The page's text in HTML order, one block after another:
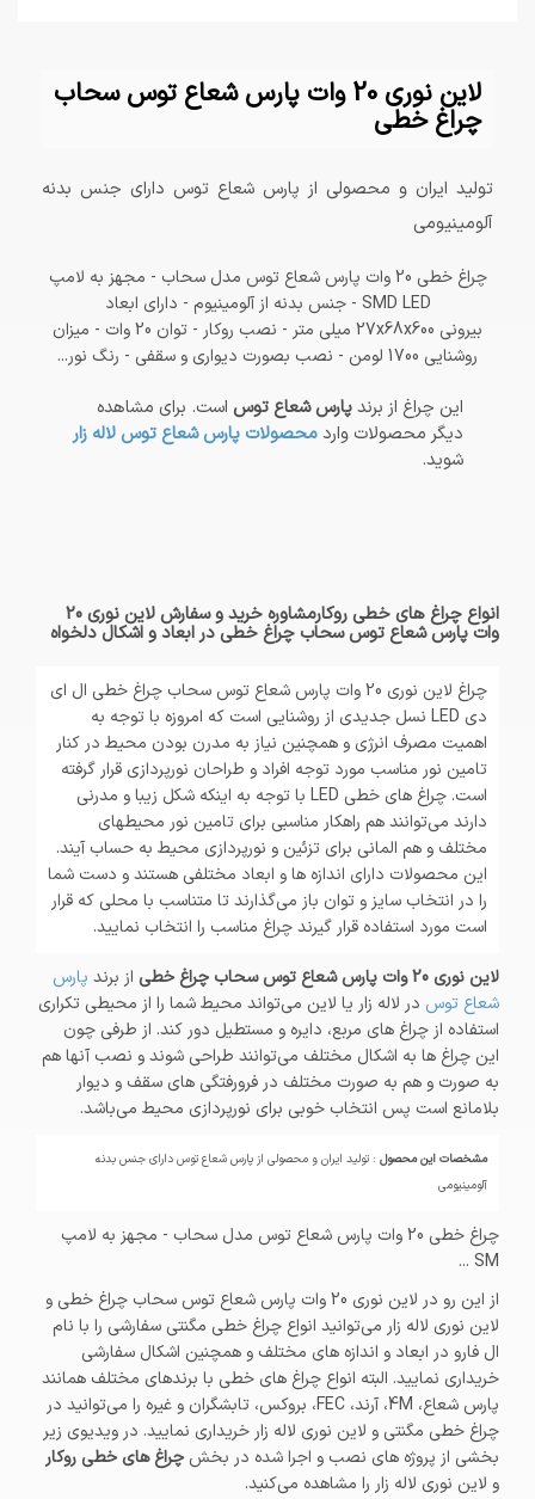
لاین نوری 20 وات پارس شعاع توس سحاب
چراغ خطی
تولید ایران و محصولی از پارس شعاع توس دارای جنس بدنه
آلومینیومی
چراغ خطی 20 وات پارس شعاع توس مدل سحاب - مجهز به لامپ
SMD LED - جنس بدنه از آلومینیوم - دارای ابعاد
بیرونی 27x68x600 میلی متر - نصب روکار - توان 20 وات - میزان
روشنایی 1700 لومن - نصب بصورت دیواری و سقفی - رنگ نور...
این چراغ از برندپارس شعاع توس است. برای مشاهده
دیگر محصولات واردمحصولات پارس شعاع توس لاله زار
شوید.
انواع چراغ های خطی روکارمشاوره خرید و سفارش لاین نوری 20
وات پارس شعاع توس سحاب چراغ خطی در ابعاد و اشکال دلخواه
چراغ لاین نوری 20 وات پارس شعاع توس سحاب چراغ خطی ال ای
دی LED نسل جدیدی از روشنایی است که امروزه با توجه به
اهمیت مصرف انرژی و همچنین نیاز به مدرن بودن محیط در کنار
تامین نور مناسب مورد توجه افراد و طراحان نورپردازی قرار گرفته
است. چراغ های خطی LED با توجه به اینکه شکل زیبا و مدرنی
دارند می‌توانند هم راهکار مناسبی برای تامین نور محیطهای
مختلف و هم المانی برای تزئین و نورپردازی محیط به حساب آیند.
این محصولات دارای اندازه ها و ابعاد مختلفی هستند و دست شما
را در انتخاب سایز و توان باز می‌گذارند تا متناسب با محلی که قرار
است مورد استفاده قرار گیرند چراغ مناسب را انتخاب نمایید.
لاین نوری 20 وات پارس شعاع توس سحاب چراغ خطی
از برند پارس
شعاع توس در لاله زار یا لاین می‌تواند محیط شما را از محیطی تکراری
استفاده از چراغ های مربع، دایره و مستطیل دور کند. از طرفی چون
این چراغ ها به اشکال مختلف می‌توانند طراحی شوند و نصب آنها هم
به صورت و هم به صورت مختلف در فرورفتگی های سقف و دیوار
بلامانع است پس انتخاب خوبی برای نورپردازی محیط می‌باشد.
مشخصات این محصول : تولید ایران و محصولی از پارس شعاع توس دارای جنس بدنه
آلومینیومی
چراغ خطی 20 وات پارس شعاع توس مدل سحاب - مجهز به لامپ
SM ...
از این رو در لاین نوری 20 وات پارس شعاع توس سحاب چراغ خطی و
لاین نوری لاله زار می‌توانید انواع چراغ خطی مگنتی سفارشی را با نام
ال فارو در ابعاد و اندازه های مختلف و همچنین اشکال سفارشی
خریداری نمایید. البته انواع چراغ های خطی با برندهای مختلف همانند
پارس شعاع، 4M، آرند، FEC، بروکس، تابشگران و غیره را می‌توانید در
چراغ خطی مگنتی و لاین نوری لاله زار خریداری نمایید. در ویدیوی زیر
بخشی از پروژه های نصب و اجرا شده در بخش چراغ های خطی روکار
و لاین نوری لاله زار را مشاهده می‌کنید.